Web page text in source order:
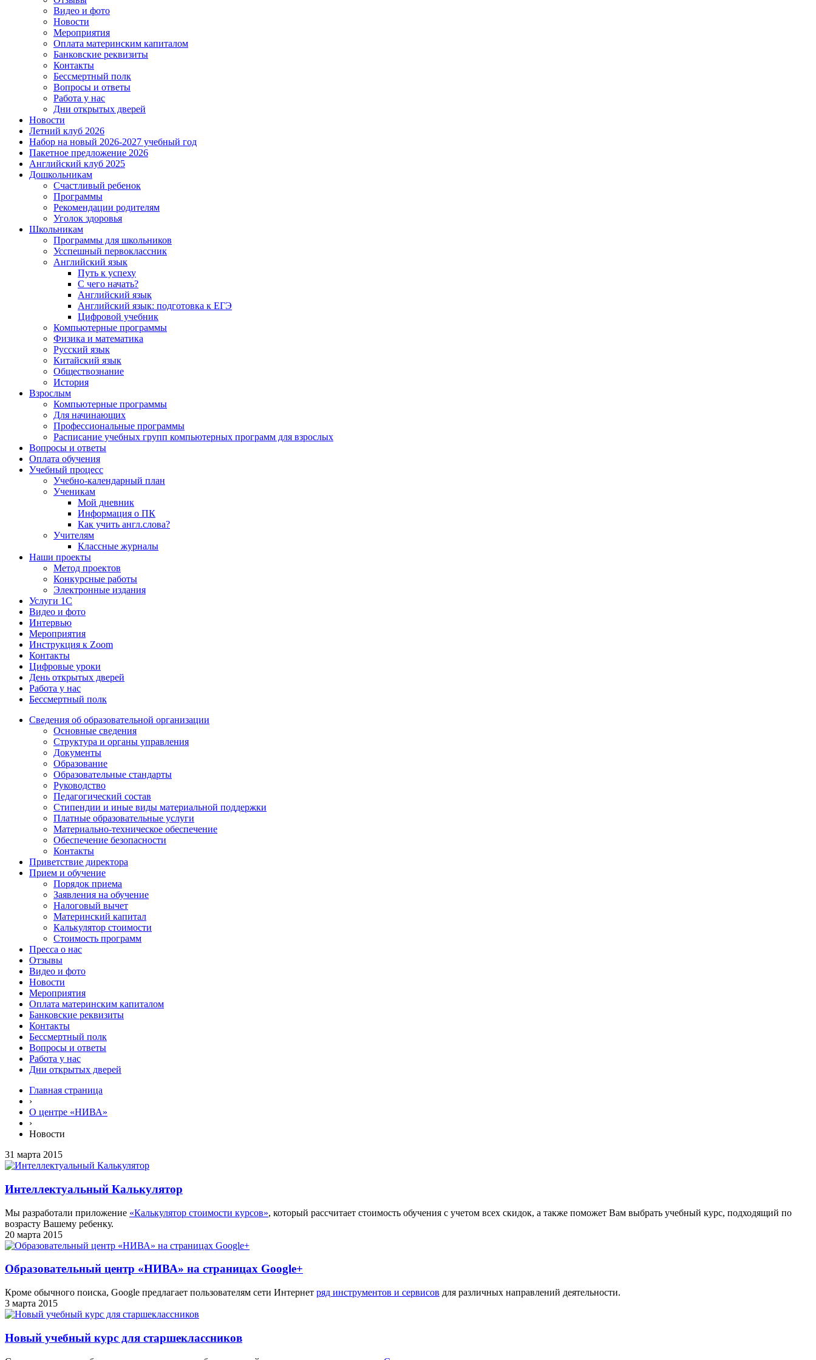
Видео и фото
Новости
Мероприятия
Оплата материнским капиталом
Банковские реквизиты
Контакты
Бессмертный полк
Вопросы и ответы
Работа у нас
Дни открытых дверей
Новости
Летний клуб 2026
Набор на новый 2026-2027 учебный год
Пакетное предложение 2026
Английский клуб 2025
Дошкольникам
Счастливый ребенок
Программы
Рекомендации родителям
Уголок здоровья
Школьникам
Программы для школьников
Усспешный первоклассник
Английский язык
Путь к успеху
С чего начать?
Английский язык
Английский язык: подготовка к ЕГЭ
Цифровой учебник
Компьютерные программы
Физика и математика
Русский язык
Китайский язык
Обществознание
История
Взрослым
Компьютерные программы
Для начинающих
Профессиональные программы
Расписание учебных групп компьютерных программ для взрослых
Вопросы и ответы
Оплата обучения
Учебный процесс
Учебно-календарный план
Ученикам
Мой дневник
Информация о ПК
Как учить англ.слова?
Учителям
Классные журналы
Наши проекты
Метод проектов
Конкурсные работы
Электронные издания
Услуги 1C
Видео и фото
Интервью
Мероприятия
Инструкция к Zoom
Контакты
Цифровые уроки
День открытых дверей
Работа у нас
Бессмертный полк
Сведения об образовательной организации
Основные сведения
Структура и органы управления
Документы
Образование
Образовательные стандарты
Руководство
Педагогический состав
Стипендии и иные виды материальной поддержки
Платные образовательные услуги
Материально-техническое обеспечение
Обеспечение безопасности
Контакты
Приветствие директора
Прием и обучение
Порядок приема
Заявления на обучение
Налоговый вычет
Материнский капитал
Калькулятор стоимости
Стоимость программ
Пресса о нас
Отзывы
Видео и фото
Новости
Мероприятия
Оплата материнским капиталом
Банковские реквизиты
Контакты
Бессмертный полк
Вопросы и ответы
Работа у нас
Дни открытых дверей
Главная страница
›
О центре «НИВА»
›
Новости
31 марта 2015
Интеллектуальный Калькулятор
Мы разработали приложение «Калькулятор стоимости курсов», который рассчитает стоимость обучения с учетом всех скидок, а также поможет Вам выбрать учебный курс, подходящий по
возрасту Вашему ребенку.
20 марта 2015
Образовательный центр «НИВА» на страницах Google+
Кроме обычного поиска, Google предлагает пользователям сети Интернет ряд инструментов и сервисов для различных направлений деятельности.
3 марта 2015
Новый учебный курс для старшеклассников